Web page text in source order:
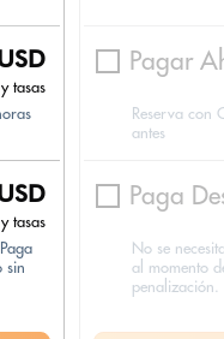
tasas
tasas
sin
Pagar
Reserva con
antes
Paga
No se
al momento
penalización.